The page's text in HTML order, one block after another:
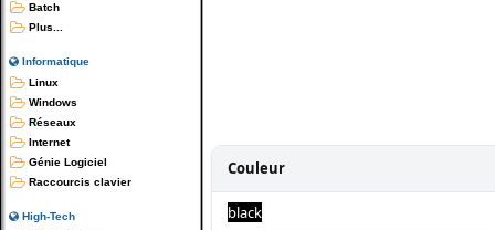
Batch
Plus...
Informatique
Linux
Windows
Réseaux
Internet
Génie Logiciel
Raccourcis clavier
High-Tech
Couleur
black